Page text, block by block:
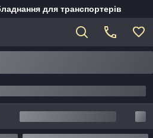
для транспортерів